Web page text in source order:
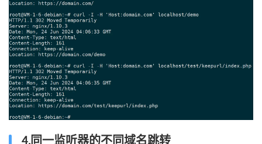
4.同一监听器的不同域名跳转